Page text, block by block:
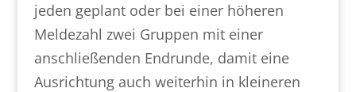
jeden geplant oder bei einer höheren
Meldezahl zwei Gruppen mit einer
anschließenden Endrunde, damit eine
Ausrichtung auch weiterhin in kleineren